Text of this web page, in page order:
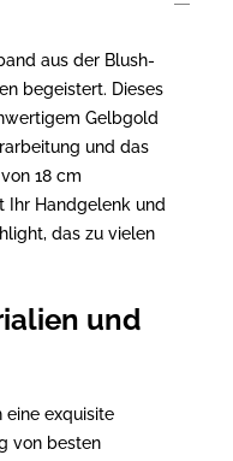
aus der Blush-
begeistert. Dieses
Gelbgold
und das
18 cm
Ihr Handgelenk und
das zu vielen
und
eine exquisite
von besten